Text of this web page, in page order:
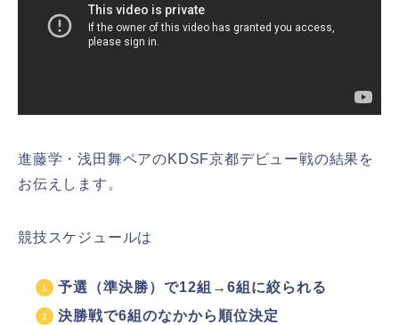
進藤学・浅田舞ペアのKDSF京都デビュー戦の結果を
お伝えします。
競技スケジュールは
予選（準決勝）で12組→6組に絞られる
決勝戦で6組のなかから順位決定